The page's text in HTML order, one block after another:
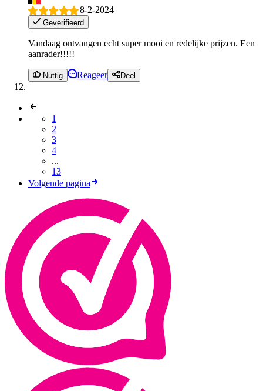
8-2-2024
Geverifieerd
Vandaag ontvangen echt super mooi en redelijke prijzen. Een
aanrader!!!!!
Nuttig Reageer Deel
1
2
3
4
...
13
Volgende pagina